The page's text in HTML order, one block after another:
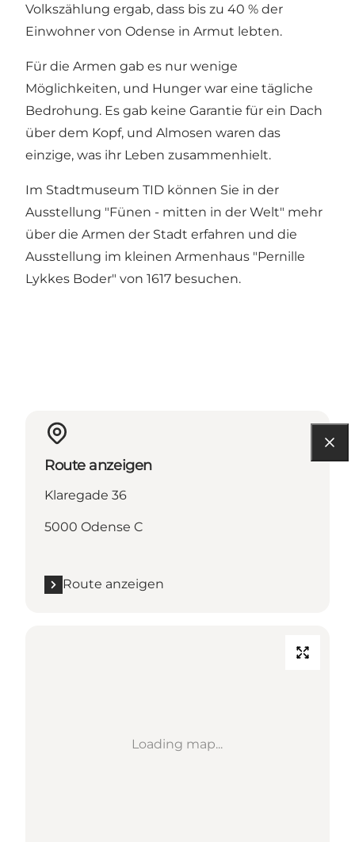
Volkszählung ergab, dass bis zu 40 % der
Einwohner von Odense in Armut lebten.
Für die Armen gab es nur wenige
Möglichkeiten, und Hunger war eine tägliche
Bedrohung. Es gab keine Garantie für ein Dach
über dem Kopf, und Almosen waren das
einzige, was ihr Leben zusammenhielt.
Im Stadtmuseum TID können Sie in der
Ausstellung "Fünen - mitten in der Welt" mehr
über die Armen der Stadt erfahren und die
Ausstellung im kleinen Armenhaus "Pernille
Lykkes Boder" von 1617 besuchen.
Route anzeigen
Klaregade 36
5000 Odense C
Route anzeigen
Loading map...